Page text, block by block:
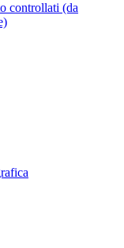
controllati (da